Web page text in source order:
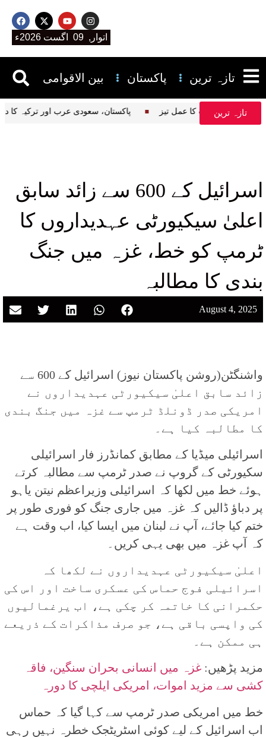
اتوار, 09 اگست 2026ء
بین الاقوامی پاکستان تازہ ترین
تازہ ترین پاکستان، سعودی عرب اور
اسرائیل کے 600 سے زائد سابق
اعلیٰ سیکیورٹی عہدیداروں کا
ٹرمپ کو خط، غزہ میں جنگ
بندی کا مطالبہ
August 4, 2025
واشنگٹن(روشن پاکستان نیوز) اسرائیل کے 600 سے
زائد سابق اعلیٰ سیکیورٹی عہدیداروں نے
امریکی صدر ڈونلڈ ٹرمپ سے غزہ میں جنگ بندی
کا مطالبہ کیا ہے۔
اسرائیلی میڈیا کے مطابق کمانڈرز فار اسرائیلی
سکیورٹی کے گروپ نے صدر ٹرمپ سے مطالبہ کرتے
ہوئے خط میں لکھا کہ اسرائیلی وزیراعظم نیتن یاہو
پر دباؤ ڈالیں کہ غزہ میں جاری جنگ کو فوری طور پر
ختم کیا جائے، آپ نے لبنان میں ایسا کیا، اب وقت ہے
کہ آپ غزہ میں بھی یہی کریں۔
اعلیٰ سیکیورٹی عہدیداروں نے لکھا کہ
اسرائیلی فوج حماس کی عسکری ساخت اور اس کی
حکمرانی کا خاتمہ کر چکی ہے، اب یرغمالیوں
کی واپسی باقی ہے، جو صرف مذاکرات کے ذریعے
ہی ممکن ہے۔
مزید پڑھیں: غزہ میں انسانی بحران سنگین، فاقہ
کشی سے مزید اموات، امریکی ایلچی کا دورہ
خط میں امریکی صدر ٹرمپ سے کہا گیا کہ حماس
اب اسرائیل کے لیے کوئی اسٹریٹجک خطرہ نہیں رہی